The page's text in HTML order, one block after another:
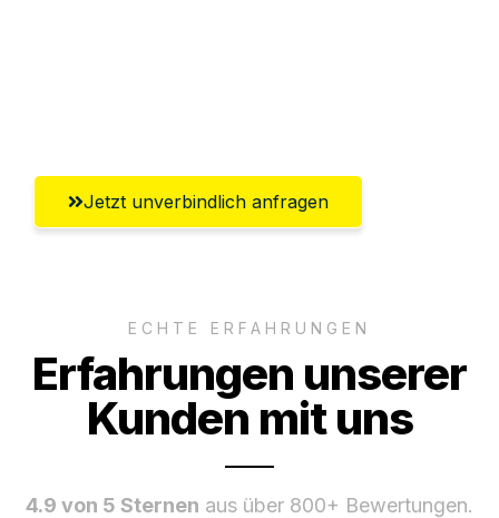
Jetzt unverbindlich anfragen
ECHTE ERFAHRUNGEN
Erfahrungen unserer
Kunden mit uns
4.9 von 5 Sternen aus über 800+ Bewertungen.